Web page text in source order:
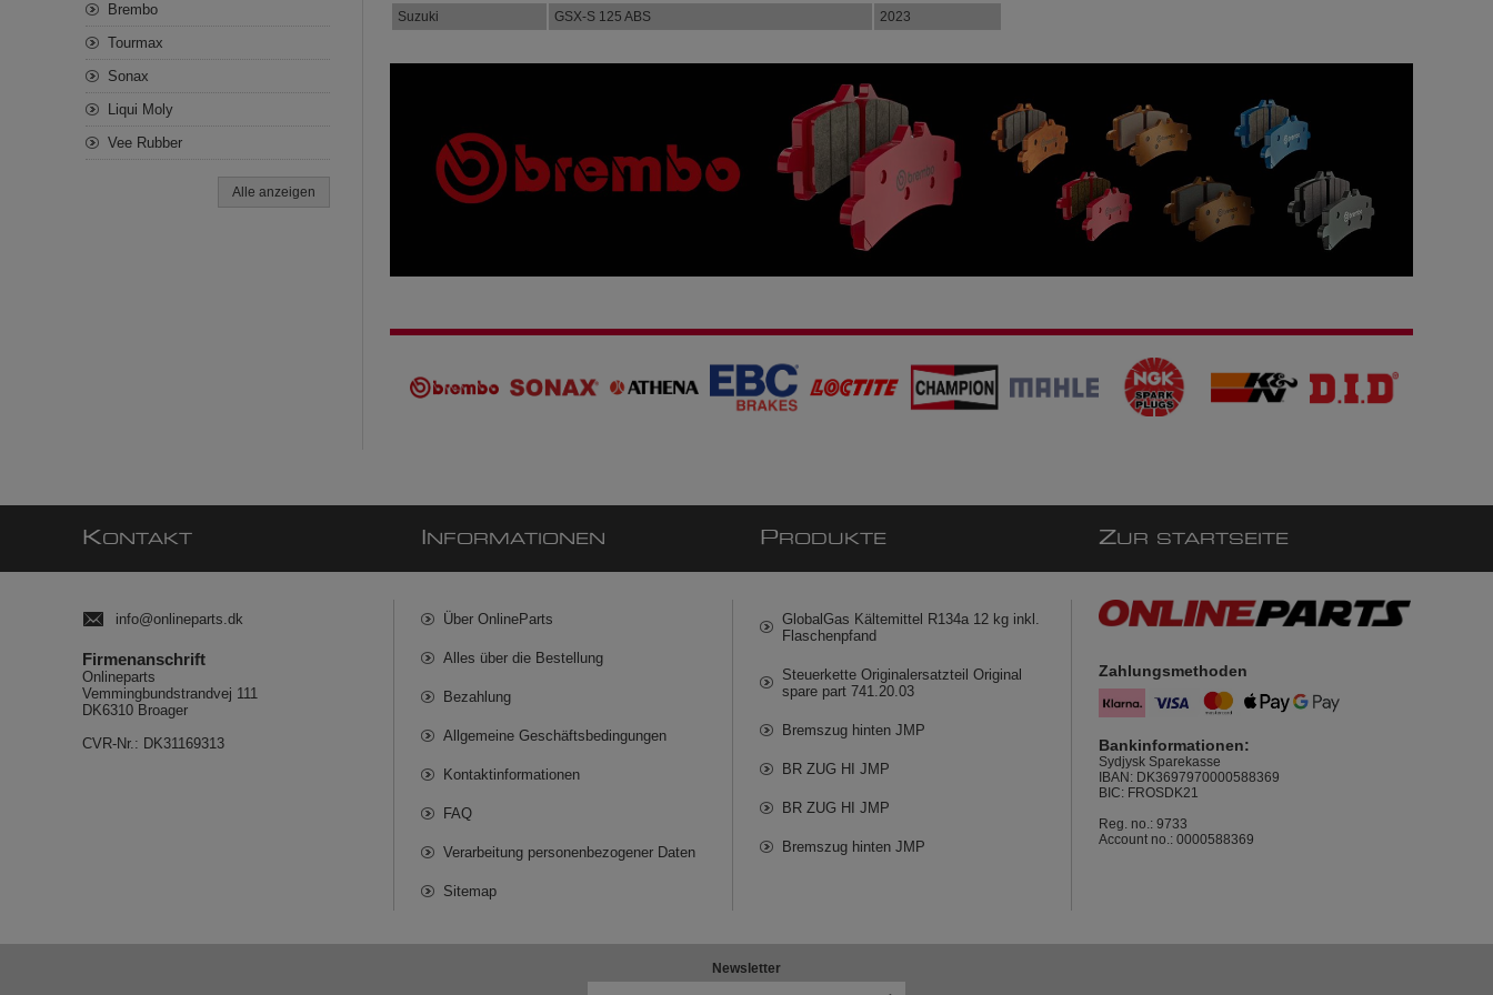
Suzuki
GSX-S 125 ABS 2023
Brembo
Tourmax
Sonax
Liqui Moly
Vee Rubber
Alle anzeigen
KONTAKT
info@onlineparts.dk
Firmenanschrift
Onlineparts
Vemmingbundstrandvej 111
DK6310 Broager
CVR-Nr.: DK31169313
NFORMATIONEN
Über OnlineParts
Alles über die Bestellung
Bezahlung
Allgemeine Geschäftsbedingungen
Kontaktinformationen
FAQ
Verarbeitung personenbezogener Daten
Sitemap
P RODUKTE
GlobalGas Kältemittel R134a 12 kg inkl.
Flaschenpfand
Steuerkette Originalersatzteil Original
spare part 741.20.03
Bremszug hinten JMP
BR ZUG HI JMP
BR ZUG HI JMP
Bremszug hinten JMP
ZUR STARTSEITE
Zahlungsmethoden
Bankinformationen:
Sydjysk Sparekasse
IBAN: DK3697970000588369
BIC: FROSDK21
Reg. no.: 9733
Account no.: 0000588369
Newsletter